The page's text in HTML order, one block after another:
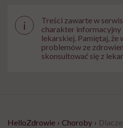
i
Treści zawarte w
charakter informacyjny
lekarskiej. Pamiętaj, że
problemów ze
skonsultować się z
HelloZdrowie › Choroby ›